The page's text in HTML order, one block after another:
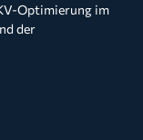
Optimierung im
der